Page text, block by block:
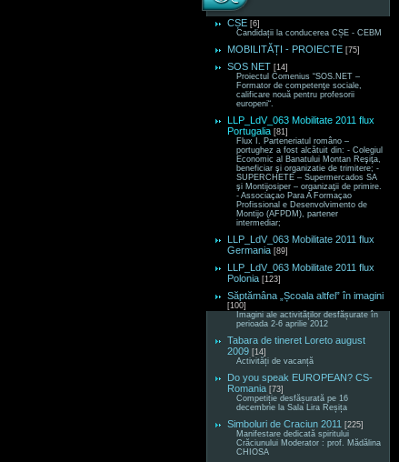
CȘE [6]
Candidații la conducerea CȘE - CEBM
MOBILITĂȚI - PROIECTE [75]
SOS NET [14]
Proiectul Comenius “SOS.NET –
Formator de competenţe sociale,
calificare nouă pentru profesorii
europeni“.
LLP_LdV_063 Mobilitate 2011 flux
Portugalia [81]
Flux I. Parteneriatul româno –
portughez a fost alcătuit din: - Colegiul
Economic al Banatului Montan Reşiţa,
beneficiar şi organizatie de trimitere; -
SUPERCHETE – Supermercados SA
şi Montijosiper – organizaţii de primire.
- Associaçao Para A Formaçao
Profissional e Desenvolvimento de
Montijo (AFPDM), partener
intermediar;
LLP_LdV_063 Mobilitate 2011 flux
Germania [89]
LLP_LdV_063 Mobilitate 2011 flux
Polonia [123]
Săptămâna „Școala altfel” în imagini
[100]
Imagini ale activităților desfășurate în
perioada 2-6 aprilie 2012
Tabara de tineret Loreto august
2009 [14]
Activități de vacanță
Do you speak EUROPEAN? CS-
Romania [73]
Competiție desfășurată pe 16
decembrie la Sala Lira Reșița
Simboluri de Craciun 2011 [225]
Manifestare dedicată spiritului
Crăciunului Moderator : prof. Mădălina
CHIOSA